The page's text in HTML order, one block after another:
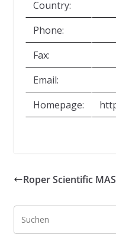
Country:
Phone:
Fax:
Email:
Homepage:
Roper Scientific